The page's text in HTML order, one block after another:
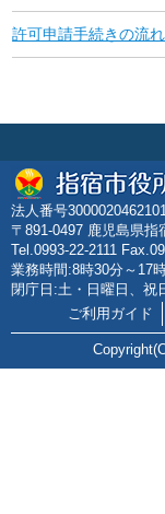
許可申請手続きの流れ
法人番号
〒891-0497 鹿児島県指
Tel.0993-22-2111
業務時間:8時30分～17
閉庁日:土・日曜日、祝
ご利用ガイド